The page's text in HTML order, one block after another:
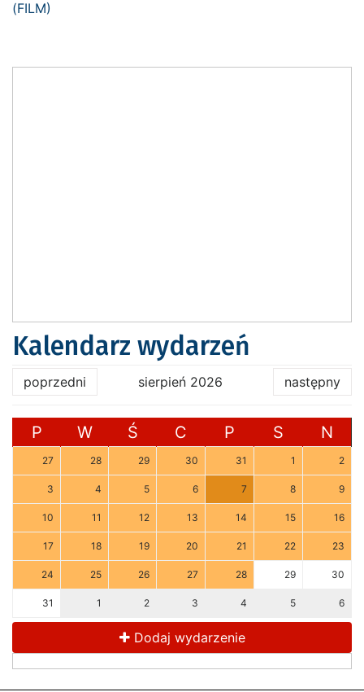
Kalendarz wydarzeń
poprzedni sierpień 2026 następny
P W Ś C P S N
27 28 29 30 31 1 2
3 4 5 6 7 8 9
10 11 12 13 14 15 16
17 18 19 20 21 22 23
24 25 26 27 28 29 30
31 1 2 3 4 5 6
Dodaj wydarzenie